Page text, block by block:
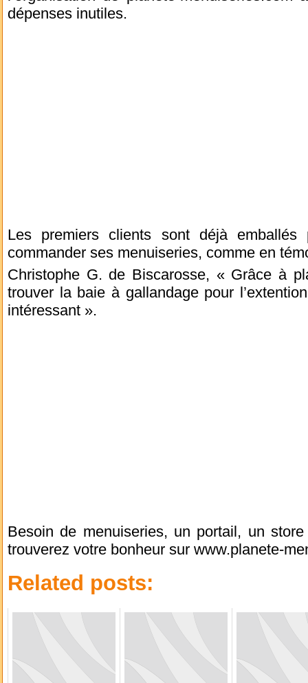
dépenses inutiles.
Les premiers clients sont déjà
commander ses menuiseries, comme en
Christophe G. de Biscarosse, « Grâce à
trouver la baie à gallandage pour
intéressant ».
Besoin de menuiseries, un portail, un
trouverez votre bonheur sur www.planete-
Related posts: